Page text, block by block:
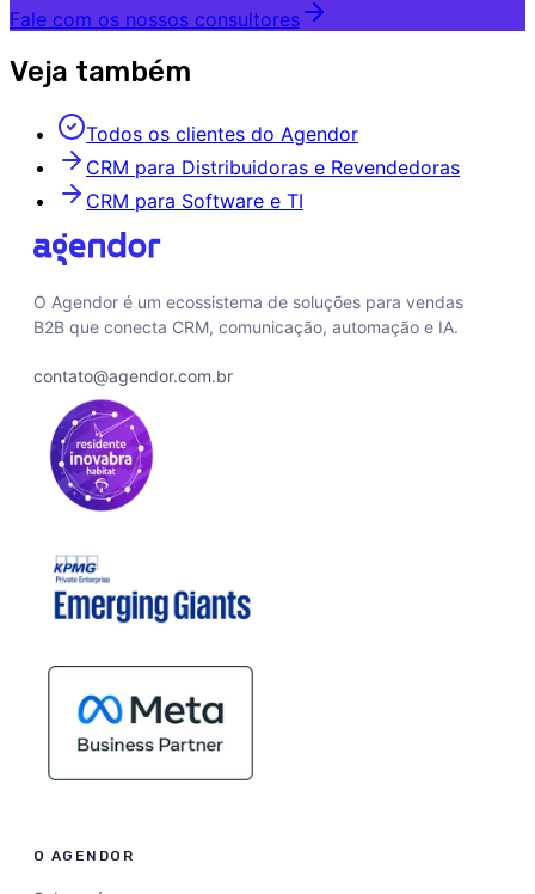
Fale com os nossos consultores
Veja também
Todos os clientes do Agendor
CRM para Distribuidoras e Revendedoras
CRM para Software e TI
O Agendor é um ecossistema de soluções para vendas
B2B que conecta CRM, comunicação, automação e IA.
contato@agendor.com.br
O AGENDOR